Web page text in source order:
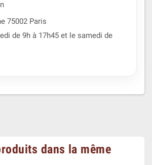
75002 Paris
de 9h à 17h45 et le samedi de
dans la même